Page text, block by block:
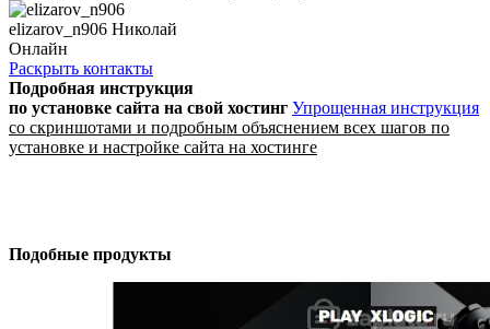
elizarov_n906 Николай
Онлайн
Раскрыть контакты
Подробная инструкция
по установке сайта на свой хостинг Упрощенная инструкция
со скриншотами и подробным объяснением всех шагов по
установке и настройке сайта на хостинге
Подобные продукты